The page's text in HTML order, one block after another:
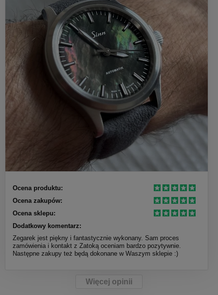
Ocena produktu:
Ocena zakupów:
Ocena sklepu:
Dodatkowy komentarz:
Zegarek jest piękny i fantastycznie wykonany. Sam proces
zamówienia i kontakt z Zatoką oceniam bardzo pozytywnie.
Następne zakupy też będą dokonane w Waszym sklepie :)
Więcej opinii